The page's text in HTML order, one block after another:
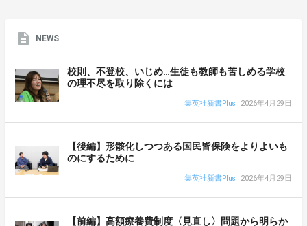
NEWS
校則、不登校、いじめ…生徒も教師も苦しめる学校
の理不尽を取り除くには
集英社新書Plus 2026年4月29日
【後編】形骸化しつつある国民皆保険をよりよいも
のにするために
集英社新書Plus 2026年4月29日
【前編】高額療養費制度〈見直し〉問題から明らか